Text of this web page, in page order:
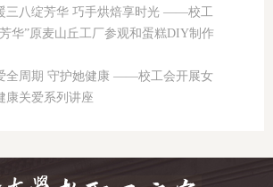
三八绽芳华 巧手烘焙享时光 ——校工
华”原麦山丘工厂参观和蛋糕DIY制作
全周期 守护她健康 ——校工会开展女
康关爱系列讲座